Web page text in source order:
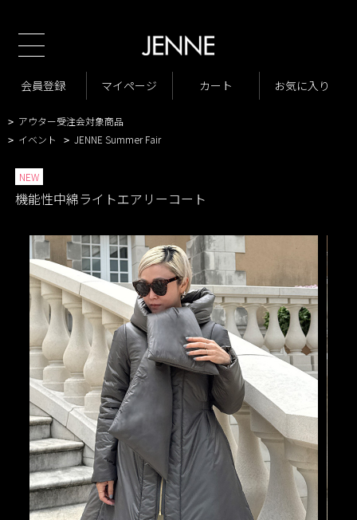
会員登録 マイページ カート お気に入り
TOP
商品一覧 > New Arrivals
機能性中綿ライトエアリーコート
> アウター受注会対象商品
> イベント > JENNE Summer Fair
NEW
機能性中綿ライトエアリーコート